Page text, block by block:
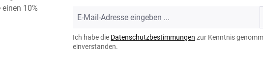
10%
Mail-
*
Ich habe die Datenschutzbestimmungen zur Kenntnis
einverstanden.